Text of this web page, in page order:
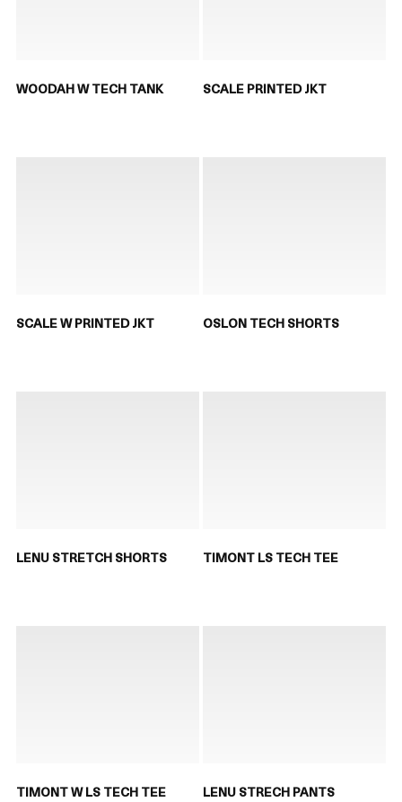
WOODAH W TECH TANK SCALE PRINTED JKT
SCALE W PRINTED JKT OSLON TECH SHORTS
LENU STRETCH SHORTS TIMONT LS TECH TEE
TIMONT W LS TECH TEE LENU STRECH PANTS